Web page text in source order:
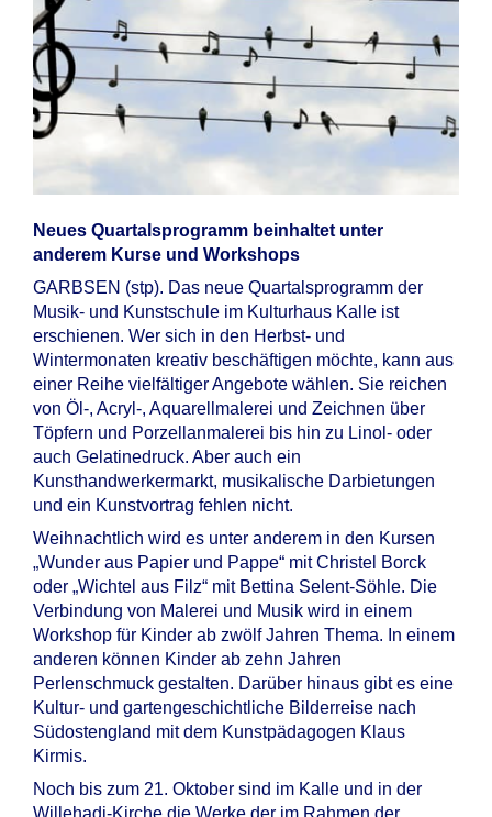
Neues Quartalsprogramm beinhaltet unter
anderem Kurse und Workshops
GARBSEN (stp). Das neue Quartalsprogramm der
Musik- und Kunstschule im Kulturhaus Kalle ist
erschienen. Wer sich in den Herbst- und
Wintermonaten kreativ beschäftigen möchte, kann aus
einer Reihe vielfältiger Angebote wählen. Sie reichen
von Öl-, Acryl-, Aquarellmalerei und Zeichnen über
Töpfern und Porzellanmalerei bis hin zu Linol- oder
auch Gelatinedruck. Aber auch ein
Kunsthandwerkermarkt, musikalische Darbietungen
und ein Kunstvortrag fehlen nicht.
Weihnachtlich wird es unter anderem in den Kursen
„Wunder aus Papier und Pappe“ mit Christel Borck
oder „Wichtel aus Filz“ mit Bettina Selent-Söhle. Die
Verbindung von Malerei und Musik wird in einem
Workshop für Kinder ab zwölf Jahren Thema. In einem
anderen können Kinder ab zehn Jahren
Perlenschmuck gestalten. Darüber hinaus gibt es eine
Kultur- und gartengeschichtliche Bilderreise nach
Südostengland mit dem Kunstpädagogen Klaus
Kirmis.
Noch bis zum 21. Oktober sind im Kalle und in der
Willehadi-Kirche die Werke der im Rahmen der